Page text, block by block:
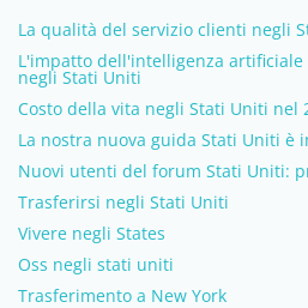
La qualità del servizio clienti negli
L'impatto dell'intelligenza
negli Stati Uniti
Costo della vita negli Stati Uniti nel
La nostra nuova guida Stati Uniti è
Nuovi utenti del forum Stati Uniti:
Trasferirsi negli Stati Uniti
Vivere negli States
Oss negli stati uniti
Trasferimento a New York